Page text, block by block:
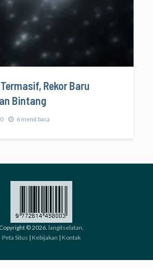
Rekor Baru
Bintang
6 menit baca
Copyright © 2026. langitselatan
Peta Situs | Kebijakan | Kontak